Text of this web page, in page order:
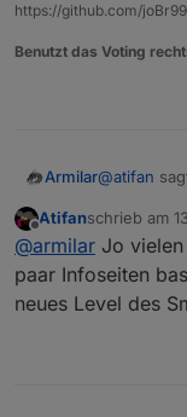
https://github.com/
Benutzt das Voting
Armilar@atifan
@armilar
alles
Cool
aber
Offline
Atifanschrieb am
zuletzt
@armilar Jo
paar Infoseiten
neues Level des